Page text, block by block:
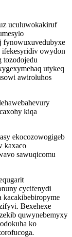
uculuwokakiruf
fynowuxuvedubyxe
owydon
tozodojedu
utykeq
awiroluhos
kiqa
ekocozowogigeb
kaxaco
sawuqicomu
cycifenydi
kacakibebiropyme
Bexehexe
quwynebemyxy
ko